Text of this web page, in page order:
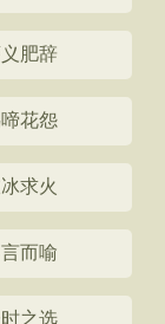
肥辞
花怨
求火
而喻
之选